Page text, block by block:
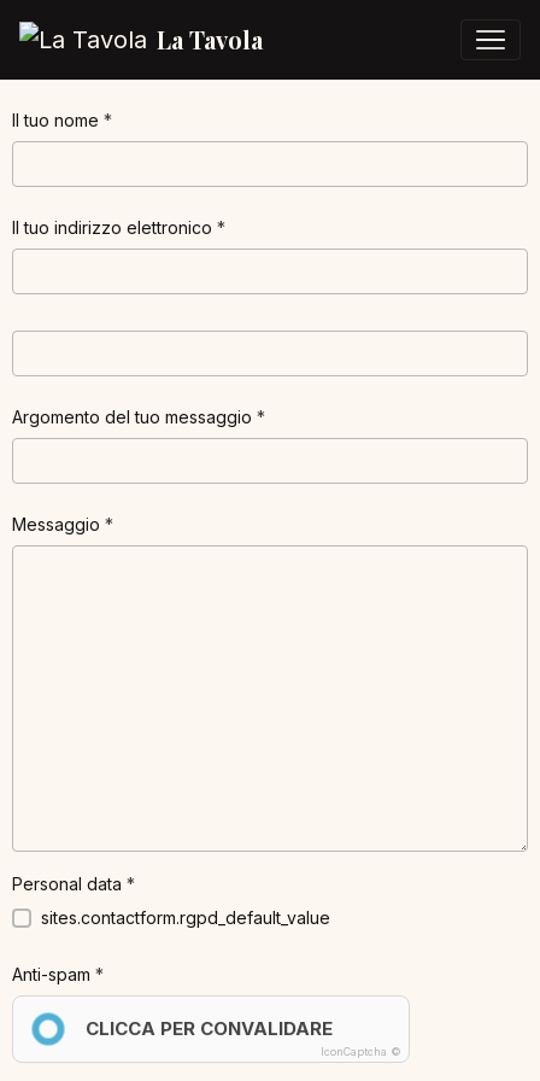
La Tavola
Il tuo nome
Il tuo indirizzo elettronico
Argomento del tuo messaggio
Messaggio
Personal data
sites.contactform.rgpd_default_value
Anti-spam
CLICCA PER CONVALIDARE
IconCaptcha ©